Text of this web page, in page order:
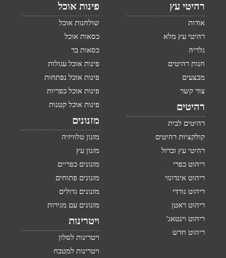
רהיטי עץ
אודות
רהיטי עץ מלא
גלריה
חנות רהיטים
מבצעים
צור קשר
רהיטים
רהיטים לבית
קולקציות רהיטים
רהיטי עץ וברזל
ריהוט כפרי
ריהוט אינדונזי
ריהוט נורדי
ריהוט ראטן
ריהוט וינטאג'
ריהוט חדש
פינות אוכל
שולחנות אוכל
כסאות אוכל
כסאות בר
פינות אוכל עגולות
פינות אוכל נפתחות
פינות אוכל כפריות
פינות אוכל קטנות
מזנונים
מזנון טלוויזיה
מזנון עץ
מזנונים כפריים
מזנונים פתוחים
מזנונים גדולים
מזנונים עם מגירות
ויטרינות
ויטרינות לסלון
ויטרינות למטבח